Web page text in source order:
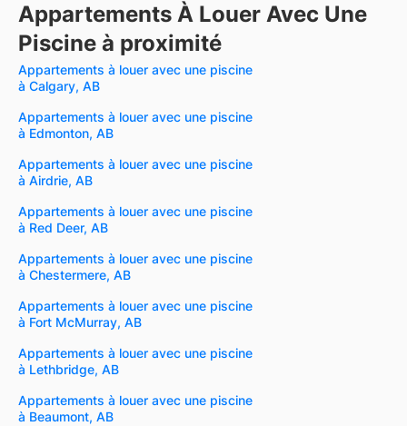
Appartements À Louer Avec Une
Piscine à proximité
Appartements à louer avec une piscine
à Calgary, AB
Appartements à louer avec une piscine
à Edmonton, AB
Appartements à louer avec une piscine
à Airdrie, AB
Appartements à louer avec une piscine
à Red Deer, AB
Appartements à louer avec une piscine
à Chestermere, AB
Appartements à louer avec une piscine
à Fort McMurray, AB
Appartements à louer avec une piscine
à Lethbridge, AB
Appartements à louer avec une piscine
à Beaumont, AB